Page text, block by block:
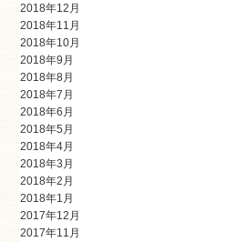
2018年12月
2018年11月
2018年10月
2018年9月
2018年8月
2018年7月
2018年6月
2018年5月
2018年4月
2018年3月
2018年2月
2018年1月
2017年12月
2017年11月